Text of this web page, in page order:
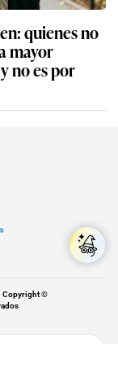
quienes no
mayor
no es por
Copyright ©